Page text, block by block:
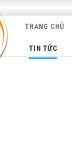
TRANG CHỦ
TIN TỨC